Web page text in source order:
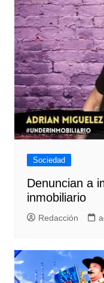
Sociedad
Denuncian a
inmobiliario
Redacción